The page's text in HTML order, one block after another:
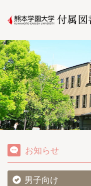
お知らせ
男子向け